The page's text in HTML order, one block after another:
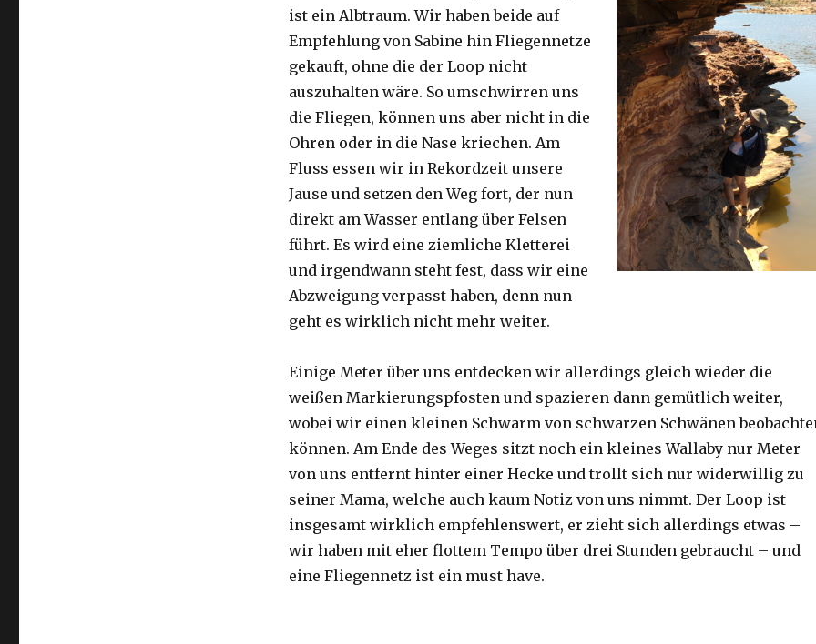
ist ein Albtraum. Wir haben beide auf
Empfehlung von Sabine hin Fliegennetze
gekauft, ohne die der Loop nicht
auszuhalten wäre. So umschwirren uns
die Fliegen, können uns aber nicht in die
Ohren oder in die Nase kriechen. Am
Fluss essen wir in Rekordzeit unsere
Jause und setzen den Weg fort, der nun
direkt am Wasser entlang über Felsen
führt. Es wird eine ziemliche Kletterei
und irgendwann steht fest, dass wir eine
Abzweigung verpasst haben, denn nun
geht es wirklich nicht mehr weiter.
Einige Meter über uns entdecken wir allerdings gleich wieder die
weißen Markierungspfosten und spazieren dann gemütlich weiter,
wobei wir einen kleinen Schwarm von schwarzen Schwänen
können. Am Ende des Weges sitzt noch ein kleines Wallaby nur Meter
von uns entfernt hinter einer Hecke und trollt sich nur widerwillig zu
seiner Mama, welche auch kaum Notiz von uns nimmt. Der Loop ist
insgesamt wirklich empfehlenswert, er zieht sich allerdings etwas –
wir haben mit eher flottem Tempo über drei Stunden gebraucht – und
eine Fliegennetz ist ein must have.